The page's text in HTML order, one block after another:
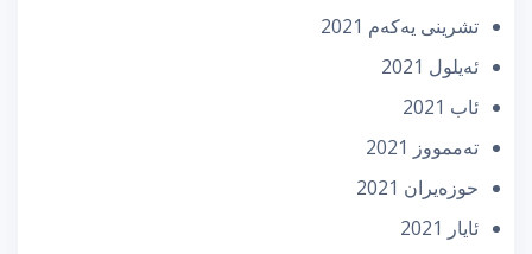
تشرینی یه‌كه‌م 2021
ئه‌یلول 2021
ئاب 2021
تەممووز 2021
حوزه‌یران 2021
ئایار 2021